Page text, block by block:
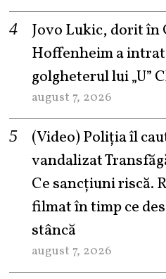
Jovo Lukic, dorit în
Hoffenheim a
golgheterul lui „U”
august 7, 2026
(Video) Poliția îl
vandalizat
Ce sancțiuni riscă.
filmat în timp ce
stâncă
august 7, 2026